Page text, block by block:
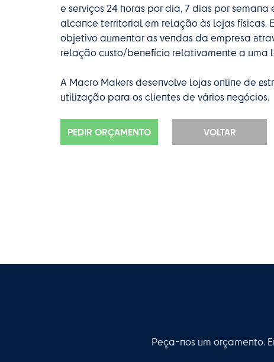
e serviços 24 horas por dia, 7 dias por semana
alcance territorial em relação às lojas físicas.
objetivo aumentar as vendas da empresa
relação custo/benefício relativamente a uma
A Macro Makers desenvolve lojas online de
utilização para os clientes de vários negócios.
PEDIR ORÇAMENTO VOLTAR
Peça-nos um orçamento.